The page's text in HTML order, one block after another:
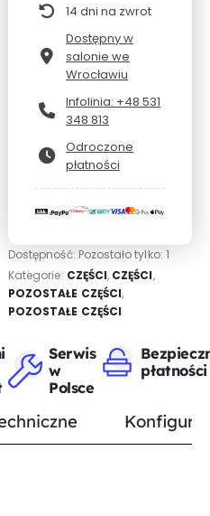
14 dni na zwrot
Dostępny w
salonie we
Wrocławiu
Infolinia: +48 531
348 813
Odroczone
płatności
Dostępność: Pozostało tylko: 1
Kategorie: CZĘŚCI, CZĘŚCI,
POZOSTAŁE CZĘŚCI,
POZOSTAŁE CZĘŚCI
Serwis
w
Polsce
płatności